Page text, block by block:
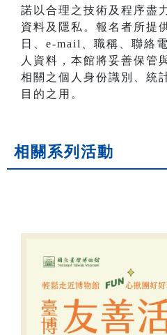
諾以合理之技術及程序盡
資料及隱私。報名者所提
日、e-mail、職稱、聯絡
人資料，本館將妥善保管
相關之個人身份識別、統
目的之用。
相關系列活動